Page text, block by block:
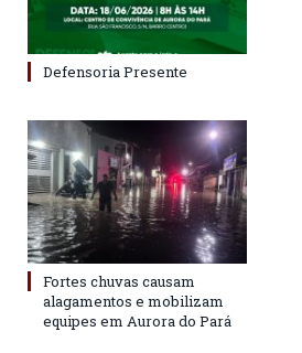
Defensoria Presente
Fortes chuvas causam
alagamentos e mobilizam
equipes em Aurora do Pará